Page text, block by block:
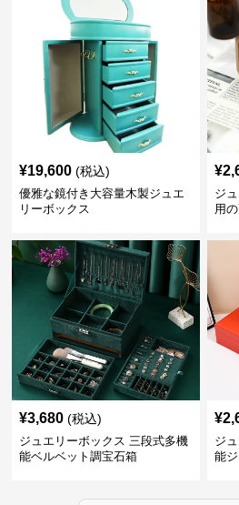
¥19,600 (税込)
優雅な鏡付き大容量木製ジュエ
リーボックス
¥
ジ
用
¥3,680 (税込)
ジュエリーボックス 三段式多機
能ベルベット調宝石箱
¥
ジ
能